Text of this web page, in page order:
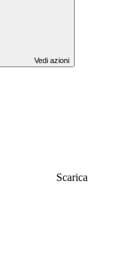
Vedi azioni
Scarica